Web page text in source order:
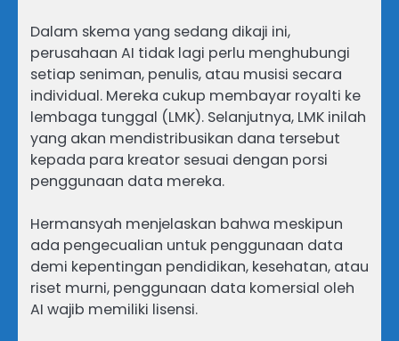
Dalam skema yang sedang dikaji ini,
perusahaan AI tidak lagi perlu menghubungi
setiap seniman, penulis, atau musisi secara
individual. Mereka cukup membayar royalti ke
lembaga tunggal (LMK). Selanjutnya, LMK inilah
yang akan mendistribusikan dana tersebut
kepada para kreator sesuai dengan porsi
penggunaan data mereka.
Hermansyah menjelaskan bahwa meskipun
ada pengecualian untuk penggunaan data
demi kepentingan pendidikan, kesehatan, atau
riset murni, penggunaan data komersial oleh
AI wajib memiliki lisensi.